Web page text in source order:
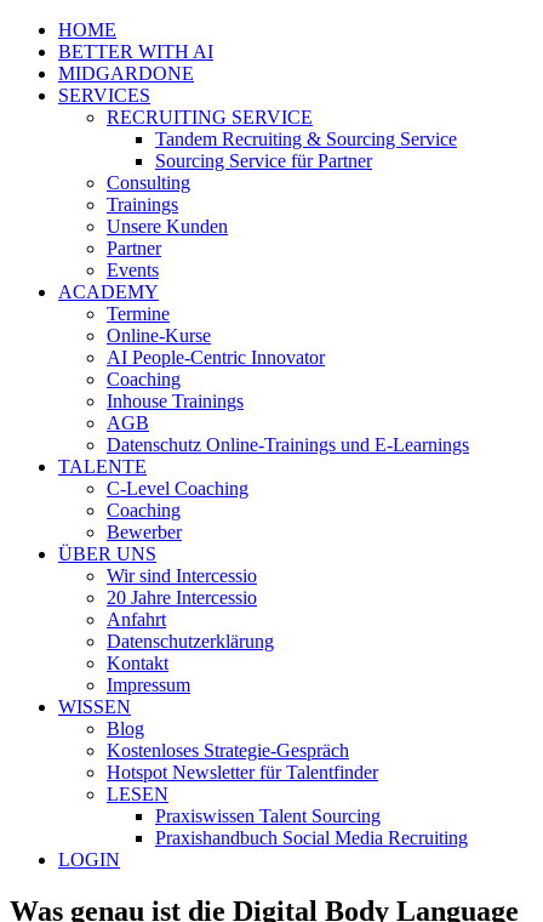
HOME
BETTER WITH AI
MIDGARDONE
SERVICES
RECRUITING SERVICE
Tandem Recruiting & Sourcing Service
Sourcing Service für Partner
Consulting
Trainings
Unsere Kunden
Partner
Events
ACADEMY
Termine
Online-Kurse
AI People-Centric Innovator
Coaching
Inhouse Trainings
AGB
Datenschutz Online-Trainings und E-Learnings
TALENTE
C-Level Coaching
Coaching
Bewerber
ÜBER UNS
Wir sind Intercessio
20 Jahre Intercessio
Anfahrt
Datenschutzerklärung
Kontakt
Impressum
WISSEN
Blog
Kostenloses Strategie-Gespräch
Hotspot Newsletter für Talentfinder
LESEN
Praxiswissen Talent Sourcing
Praxishandbuch Social Media Recruiting
LOGIN
Was genau ist die Digital Body Language